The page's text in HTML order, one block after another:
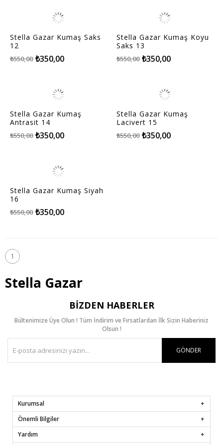
Stella Gazar Kumaş Saks
12
₺350,00
₺550,00
Stella Gazar Kumaş Koyu
Saks 13
₺350,00
₺550,00
Stella Gazar Kumaş
Antrasit 14
₺350,00
₺550,00
Stella Gazar Kumaş
Lacivert 15
₺350,00
₺550,00
Stella Gazar Kumaş Siyah
16
₺350,00
₺550,00
1
Stella Gazar
BIZDEN HABERLER
Bültenimize Üye Olun ! Tüm İndirim ve Fırsatlardan İlk Sizin Haberiniz
Olsun !
GÖNDER
Kurumsal
Önemli Bilgiler
Yardım